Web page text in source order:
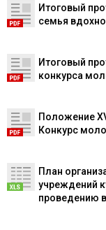
Итоговый
семья
Итоговый
конкурса
Положение
Конкурс
План
учреждений
проведению